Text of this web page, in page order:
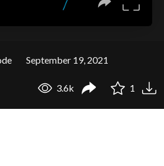
September 19, 2021
3.6k 1